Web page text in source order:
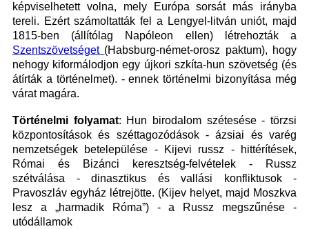
képviselhetett volna, mely Európa sorsát más irányba
tereli. Ezért számoltatták fel a Lengyel-litván uniót, majd
1815-ben (állítólag Napóleon ellen) létrehozták a
Szentszövetséget (Habsburg-német-orosz paktum), hogy
nehogy kiformálodjon egy újkori szkíta-hun szövetség (és
átírták a történelmet). - ennek történelmi bizonyítása még
várat magára.
Történelmi folyamat: Hun birodalom szétesése - törzsi
központosítások és széttagozódások - ázsiai és varég
nemzetségek betelepülése - Kijevi russz - hittérítések,
Római és Bizánci keresztség-felvételek - Russz
szétválása - dinasztikus és vallási konfliktusok -
Pravoszláv egyház létrejötte. (Kijev helyet, majd Moszkva
lesz a „harmadik Róma”) - a Russz megszűnése -
utódállamok